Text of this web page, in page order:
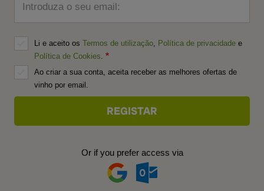
Introduza o seu email:
Li e aceito os Termos de utilização Política de privacidade e
Política de Cookies
Ao criar a sua conta, aceita receber as melhores ofertas de
vinho por email.
Or if you prefer access via